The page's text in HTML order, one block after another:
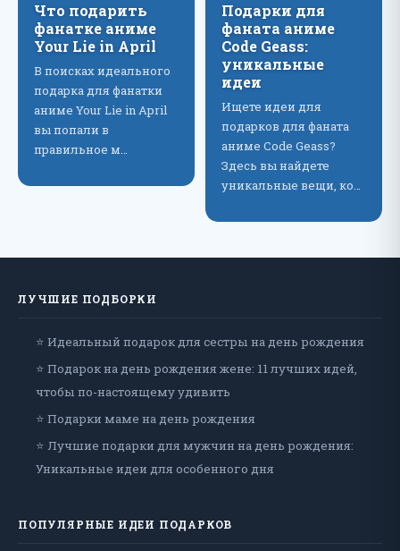
Что подарить
фанатке аниме
Your Lie in April
В поисках идеального
подарка для фанатки
аниме Your Lie in April
вы попали в
правильное м…
Подарки для
фаната аниме
Code Geass:
уникальные
идеи
Ищете идеи для
подарков для фаната
аниме Code Geass?
Здесь вы найдете
уникальные вещи, ко…
ЛУЧШИЕ ПОДБОРКИ
⭐ Идеальный подарок для сестры на день рождения
⭐ Подарок на день рождения жене: 11 лучших идей,
чтобы по-настоящему удивить
⭐ Подарки маме на день рождения
⭐ Лучшие подарки для мужчин на день рождения:
Уникальные идеи для особенного дня
ПОПУЛЯРНЫЕ ИДЕИ ПОДАРКОВ